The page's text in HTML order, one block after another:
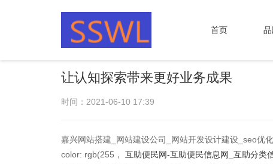
首页
让认知探索带来更好业务成果
时间：2021-06-10 17:39
嘉兴网站搭建_网站建设公司_网站开发设计建设_seo优
color: rgb(255， 互助便民网-互助便民信息网_互助分类